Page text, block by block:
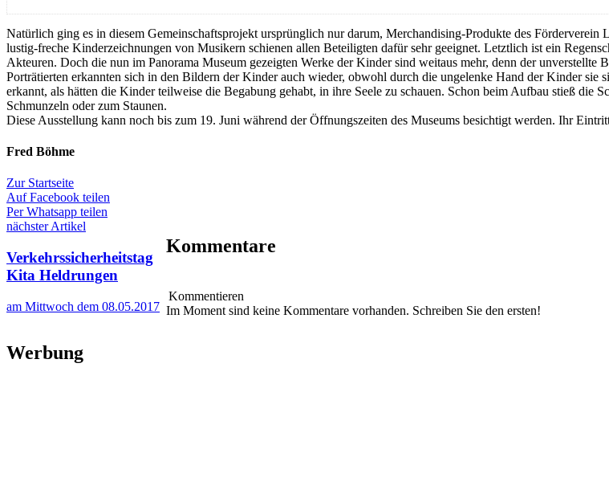
Natürlich ging es in diesem Gemeinschaftsprojekt ursprünglich nur darum, Merchandising-Produkte des
lustig-freche Kinderzeichnungen von Musikern schienen allen Beteiligten dafür sehr geeignet. Letztlich ist ein
Akteuren. Doch die nun im Panorama Museum gezeigten Werke der Kinder sind weitaus mehr, denn der unverstellte
Porträtierten erkannten sich in den Bildern der Kinder auch wieder, obwohl durch die ungelenke Hand der Kinder sie
erkannt, als hätten die Kinder teilweise die Begabung gehabt, in ihre Seele zu schauen. Schon beim Aufbau stieß die
Schmunzeln oder zum Staunen.
Diese Ausstellung kann noch bis zum 19. Juni während der Öffnungszeiten des Museums besichtigt werden. Ihr
Fred Böhme
Zur Startseite
Auf Facebook teilen
Per Whatsapp teilen
nächster Artikel
Verkehrssicherheitstag
Kita Heldrungen
am Mittwoch dem 08.05.2017
Kommentare
Kommentieren
Im Moment sind keine Kommentare vorhanden. Schreiben Sie den ersten!
Werbung